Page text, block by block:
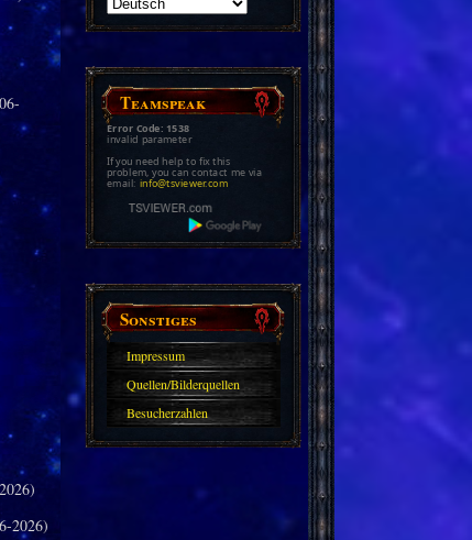
Teamspeak
Error Code: 1538
invalid parameter
If you need help to fix this
problem, you can contact me via
email: info@tsviewer.com
Sonstiges
Impressum
Quellen/Bilderquellen
Besucherzahlen
2026)